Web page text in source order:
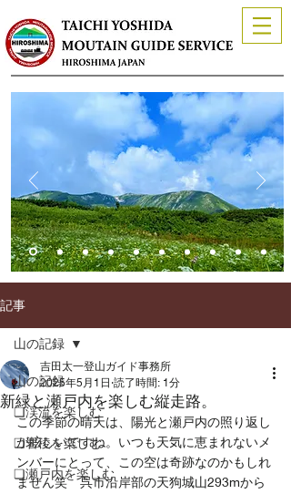
記事
山の記録
❏渓流を楽しむ
❑岩稜を楽しむ
❏瀬戸内を楽しむ
山の記録
新緑と瀬戸内を楽しむ縦走路。
吉田太一登山ガイド事務所
2025年5月1日 読了時間: 1分
この季節の晴天は、陽光と瀬戸内の照り返し
が眩しいですね。いつも天気に恵まれないメ
ンバーにとって、この空は奇跡なのかもしれ
ません笑　呉市沿岸部の天狗城山293mから